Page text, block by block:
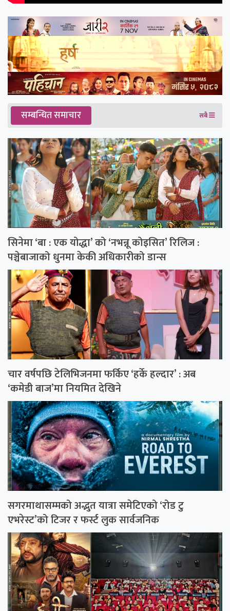
सम्बन्धित समाचार सबै
सिनेमा ‘बा : एक योद्धा’ को ‘नभन्नू कोइसित’ रिलिज :
पञ्चेबाजाको धुनमा केकी अधिकारीको डान्स
चार वर्षपछि टेलिभिजनमा फर्किए ‘हर्के हल्दार’ : अब
‘कमेडी बाज’मा नियमित देखिने
सगरमाथासम्मको अद्भुत यात्रा समेटिएको ‘रोड टु
एभरेस्ट’को टिजर र फर्स्ट लुक सार्वजनिक